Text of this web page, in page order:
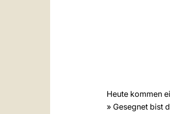
Heute kommen
» Gesegnet bist